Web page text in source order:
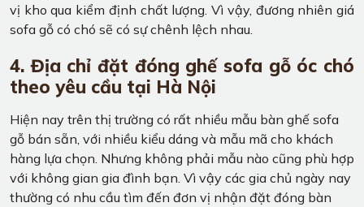
vị kho qua kiểm định chất lượng. Vì vậy, đương nhiên giá
sofa gỗ có chó sẽ có sự chênh lệch nhau.
4. Địa chỉ đặt đóng ghế sofa gỗ óc chó
theo yêu cầu tại Hà Nội
Hiện nay trên thị trường có rất nhiều mẫu bàn ghế sofa
gỗ bán sẵn, với nhiều kiểu dáng và mẫu mã cho khách
hàng lựa chọn. Nhưng không phải mẫu nào cũng phù hợp
với không gian gia đình bạn. Vì vậy các gia chủ ngày nay
thường có nhu cầu tìm đến đơn vị nhận đặt đóng bàn